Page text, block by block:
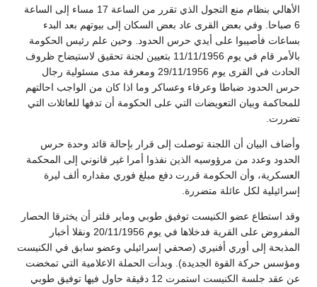
الأهالي بنظام منع التجول الذي تقرر من الساعة 17 مساء إلى الساعة
6 صباحا. وفي بعض القرى عاد بعض السكان إلى بيوتهم بعد البدء
بساعات فأصيبوا على أيدي حرس الحدود. وحين علم رئيس الحكومة
بالأمر قام في يوم 11/11/1956 بتعيين لجنة تحقيق لاستيضاح ظروف
الحادث في القرى يوم 29/11/1956 ومعرفة مدى مسئولية رجال
حرس الحدود ضباطا وعرفاء وعساكر وما اذا كان من الواجب احالتهم
للمحاكمة وبيان التعويضات التي على الحكومة أن تدفها للعائلات التي
تضررت.
وأضاف البيان أن اللجنة توصلت إلى قرار بإحالة قائد وحدة حرس
الحدود وعدد من مرؤوسيه الذين نفذوا أمرا غير قانوني إلى المحكمة
العسكرية، وأن الحكومة قررت دفع مبلغ فوري مقداره ألف ليرة
إسرائيلية لكل عائلة متضررة.
وقد استطاع عضو الكنيست توفيق طوبي وماير فلتر أن يخترقا الحصار
المفروض على القرية فدخلاها في يوم 20/11/1956 ونقلا أخبار
المذبحة إلى أوري أفنيري (صحفي إسرائيلي وعضو سابق في الكنيست
ومؤسس حركة القوة الجديدة). وبدأت الحملة الاعلامية التي تمخضت
عن عقد جلسة الكنيست استمرت 12 دقيقة حاول فيها توفيق طوبي